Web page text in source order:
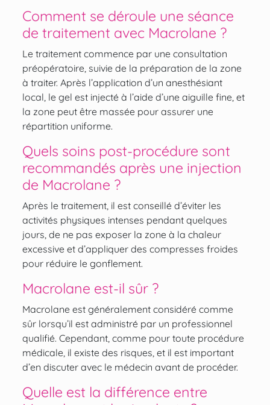
Comment se déroule une séance
de traitement avec Macrolane ?
Le traitement commence par une consultation
préopératoire, suivie de la préparation de la zone
à traiter. Après l’application d’un anesthésiant
local, le gel est injecté à l’aide d’une aiguille fine, et
la zone peut être massée pour assurer une
répartition uniforme.
Quels soins post-procédure sont
recommandés après une injection
de Macrolane ?
Après le traitement, il est conseillé d’éviter les
activités physiques intenses pendant quelques
jours, de ne pas exposer la zone à la chaleur
excessive et d’appliquer des compresses froides
pour réduire le gonflement.
Macrolane est-il sûr ?
Macrolane est généralement considéré comme
sûr lorsqu’il est administré par un professionnel
qualifié. Cependant, comme pour toute procédure
médicale, il existe des risques, et il est important
d’en discuter avec le médecin avant de procéder.
Quelle est la différence entre